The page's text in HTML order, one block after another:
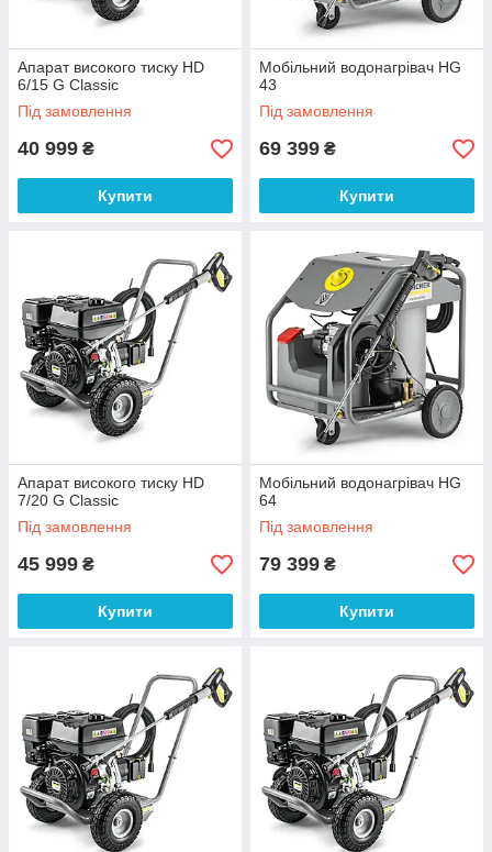
Апарат високого тиску HD
6/15 G Classic
Під замовлення
40 999 ₴
Купити
Мобільний водонагрівач HG
43
Під замовлення
69 399 ₴
Купити
Апарат високого тиску HD
7/20 G Classic
Під замовлення
45 999 ₴
Купити
Мобільний водонагрівач HG
64
Під замовлення
79 399 ₴
Купити